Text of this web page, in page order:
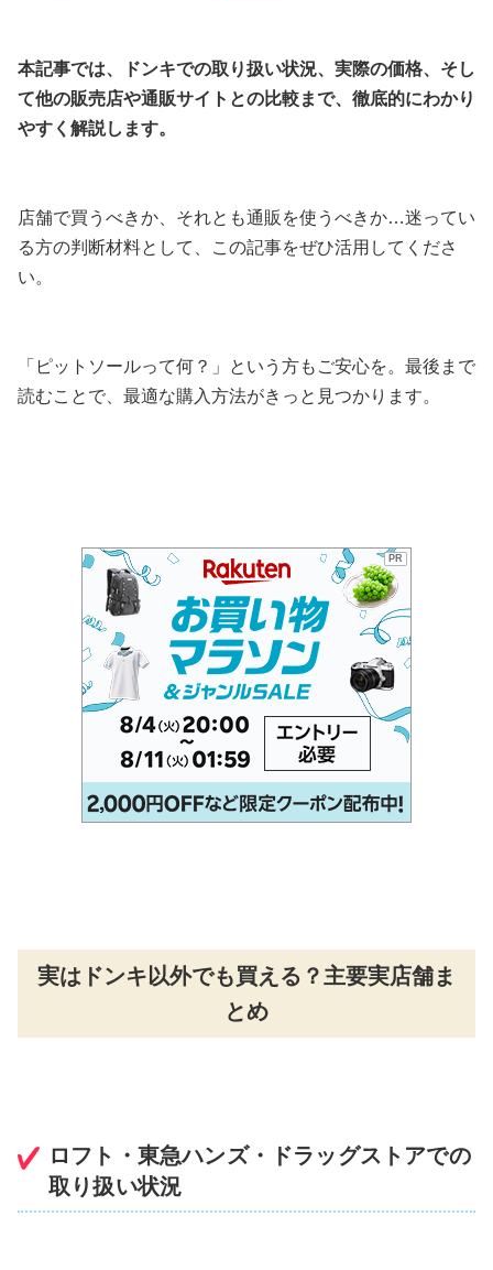
本記事では、ドンキでの取り扱い状況、実際の価格、そし
て他の販売店や通販サイトとの比較まで、徹底的にわかり
やすく解説します。
店舗で買うべきか、それとも通販を使うべきか…迷ってい
る方の判断材料として、この記事をぜひ活用してくださ
い。
「ピットソールって何？」という方もご安心を。最後まで
読むことで、最適な購入方法がきっと見つかります。
PR
実はドンキ以外でも買える？主要実店舗ま
とめ
ロフト・東急ハンズ・ドラッグストアでの
取り扱い状況